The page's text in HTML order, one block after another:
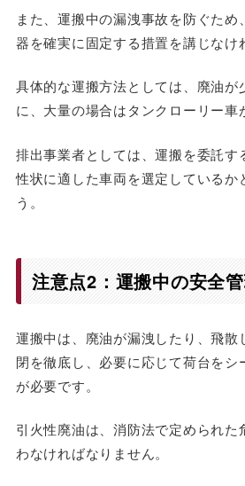
また、運搬中の漏洩事故を防ぐた
器を確実に固定する措置を講じなけ
具体的な運搬方法としては、廃油が
に、大量の場合はタンクローリー車
排出事業者としては、運搬を委託す
性状に適した車両を選定しているか
う。
注意点2：運搬中の安全
運搬中は、廃油が漏洩したり、飛散
閉を徹底し、必要に応じて荷台を
が必要です。
引火性廃油は、消防法で定められた
わなければなりません。